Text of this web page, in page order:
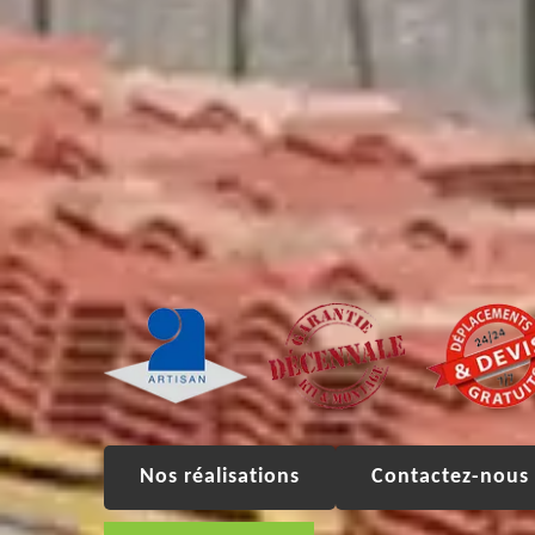
Nos réalisations Contactez-nous